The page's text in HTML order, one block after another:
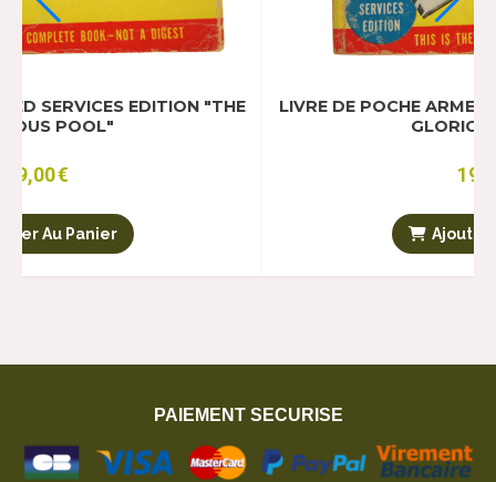
EDITION "THE
LIVRE DE POCHE ARMED SERVICES
GLORIOUS POOL"
Ajouter Au Panier
PAIEMENT SECURISE